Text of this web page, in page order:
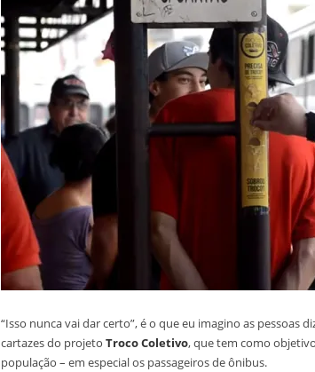
“Isso nunca vai dar certo”, é o que eu imagino as pessoas
cartazes do projeto Troco Coletivo, que tem como
população – em especial os passageiros de ônibus.